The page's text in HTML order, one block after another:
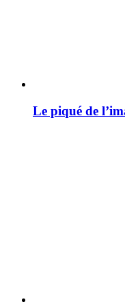
Le piqué de